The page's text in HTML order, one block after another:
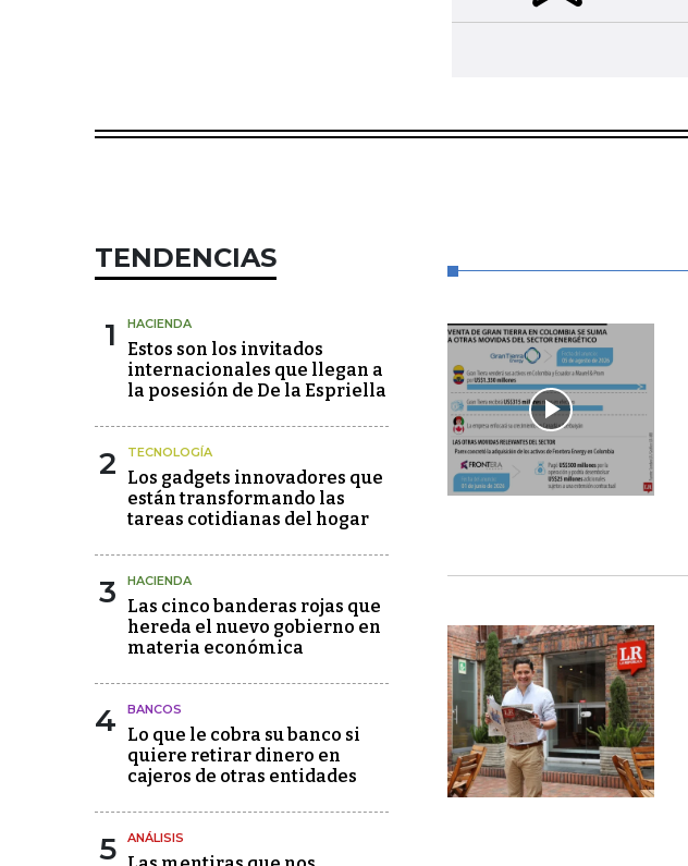
TENDENCIAS
1 HACIENDA
Estos son los invitados
internacionales que llegan a
la posesión de De la Espriella
2 TECNOLOGÍA
Los gadgets innovadores que
están transformando las
tareas cotidianas del hogar
3 HACIENDA
Las cinco banderas rojas que
hereda el nuevo gobierno en
materia económica
4 BANCOS
Lo que le cobra su banco si
quiere retirar dinero en
cajeros de otras entidades
5 ANÁLISIS